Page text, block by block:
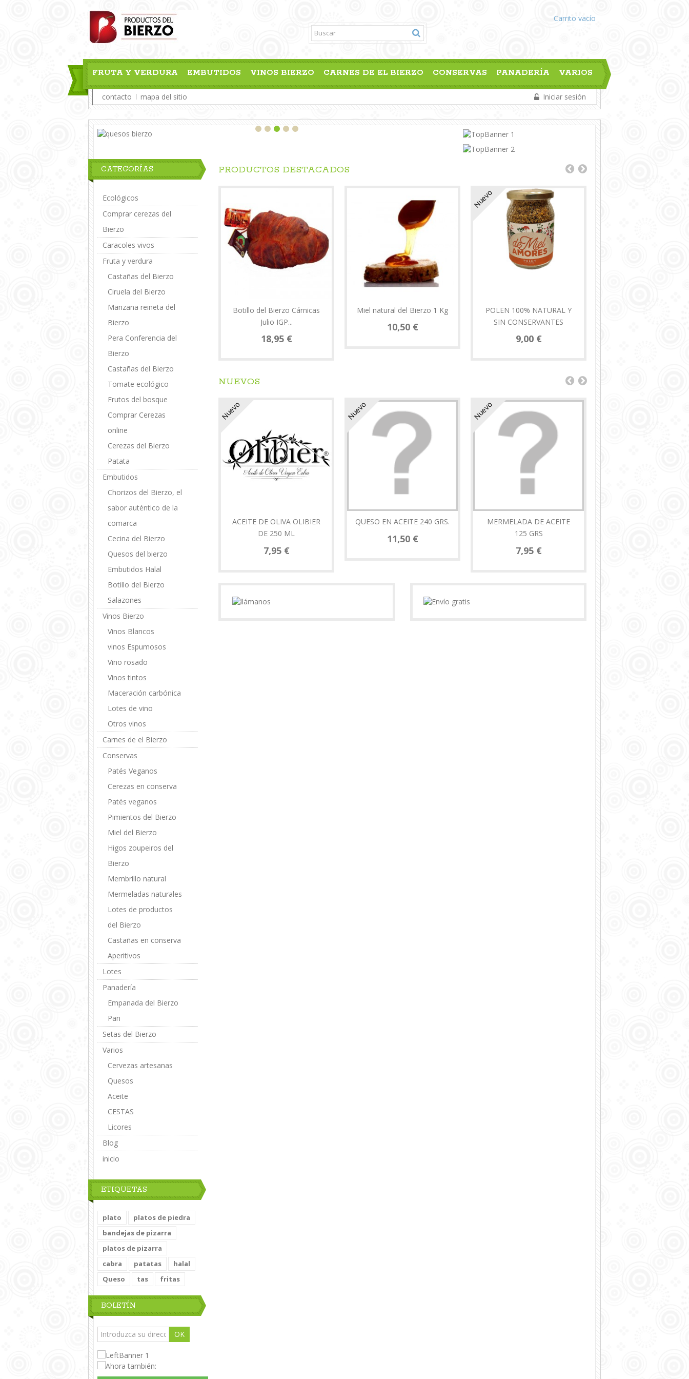
Carrito vacío
FRUTA Y VERDURA EMBUTIDOS VINOS BIERZO CARNES DE EL BIERZO CONSERVAS PANADERÍA VARIOS
contacto mapa del sitio Iniciar sesión
CATEGORÍAS
Ecológicos
Comprar cerezas del
Bierzo
Caracoles vivos
Fruta y verdura
Castañas del Bierzo
Ciruela del Bierzo
Manzana reineta del
Bierzo
Pera Conferencia del
Bierzo
Castañas del Bierzo
Tomate ecológico
Frutos del bosque
Comprar Cerezas
online
Cerezas del Bierzo
Patata
Embutidos
Chorizos del Bierzo, el
sabor auténtico de la
comarca
Cecina del Bierzo
Quesos del bierzo
Embutidos Halal
Botillo del Bierzo
Salazones
Vinos Bierzo
Vinos Blancos
vinos Espumosos
Vino rosado
Vinos tintos
Maceración carbónica
Lotes de vino
Otros vinos
Carnes de el Bierzo
Conservas
Patés Veganos
Cerezas en conserva
Patés veganos
Pimientos del Bierzo
Miel del Bierzo
Higos zoupeiros del
Bierzo
Membrillo natural
Mermeladas naturales
Lotes de productos
del Bierzo
Castañas en conserva
Aperitivos
Lotes
Panadería
Empanada del Bierzo
Pan
Setas del Bierzo
Varios
Cervezas artesanas
Quesos
Aceite
CESTAS
Licores
Blog
inicio
ETIQUETAS
plato
platos de piedra
bandejas de pizarra
platos de pizarra
cabra
patatas
halal
Queso
tas fritas
BOLETÍN
OK
PRODUCTOS DESTACADOS
Botillo del Bierzo Cárnicas
Julio IGP...
18,95 €
Miel natural del Bierzo 1 Kg
10,50 €
Nuevo
POLEN 100% NATURAL Y
SIN CONSERVANTES
9,00 €
NUEVOS
Nuevo
ACEITE DE OLIVA OLIBIER
DE 250 ML
7,95 €
Nuevo
QUESO EN ACEITE 240 GRS.
11,50 €
Nuevo
MERMELADA DE ACEITE
125 GRS
7,95 €